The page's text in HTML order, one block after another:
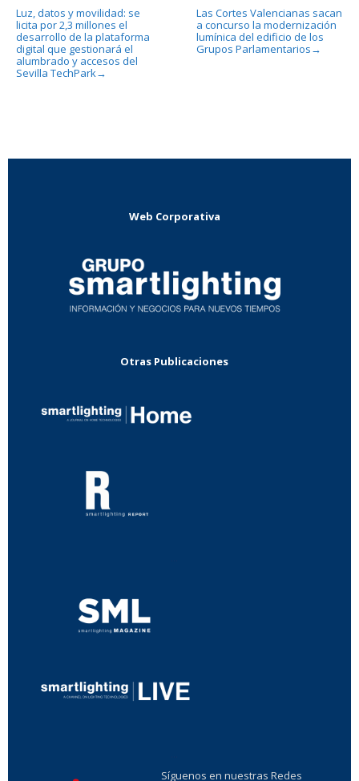
Luz, datos y movilidad: se
licita por 2,3 millones el
desarrollo de la plataforma
digital que gestionará el
alumbrado y accesos del
Sevilla TechPark→
Las Cortes Valencianas sacan
a concurso la modernización
lumínica del edificio de los
Grupos Parlamentarios →
Web Corporativa
Otras Publicaciones
Síguenos en nuestras Redes